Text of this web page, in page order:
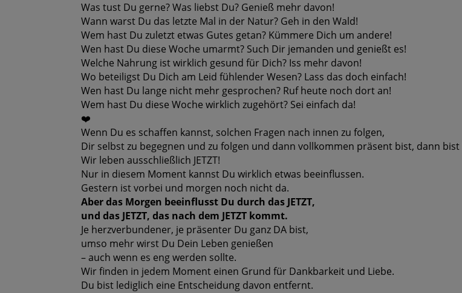
Was tust Du gerne? Was liebst Du? Genieß mehr davon!
Wann warst Du das letzte Mal in der Natur? Geh in den Wald!
Wem hast Du zuletzt etwas Gutes getan? Kümmere Dich um andere!
Wen hast Du diese Woche umarmt? Such Dir jemanden und genießt es!
Welche Nahrung ist wirklich gesund für Dich? Iss mehr davon!
Wo beteiligst Du Dich am Leid fühlender Wesen? Lass das doch einfach!
Wen hast Du lange nicht mehr gesprochen? Ruf heute noch dort an!
Wem hast Du diese Woche wirklich zugehört? Sei einfach da!
❤️
Wenn Du es schaffen kannst, solchen Fragen nach innen zu folgen,
Dir selbst zu begegnen und zu folgen und dann vollkommen präsent bist, dann
Wir leben ausschließlich JETZT!
Nur in diesem Moment kannst Du wirklich etwas beeinflussen.
Gestern ist vorbei und morgen noch nicht da.
Aber das Morgen beeinflusst Du durch das JETZT,
und das JETZT, das nach dem JETZT kommt.
Je herzverbundener, je präsenter Du ganz DA bist,
umso mehr wirst Du Dein Leben genießen
– auch wenn es eng werden sollte.
Wir finden in jedem Moment einen Grund für Dankbarkeit und Liebe.
Du bist lediglich eine Entscheidung davon entfernt.